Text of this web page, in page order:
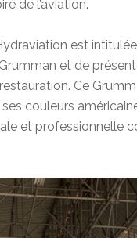
de l’aviation.
est
Grumman et de
Ce
couleurs
et professionnelle